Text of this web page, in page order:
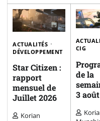
ACTUALITÉS
DÉVELOPPEMENT
Star Citizen :
rapport
mensuel de
Juillet 2026
Korian
CIG
de la
3